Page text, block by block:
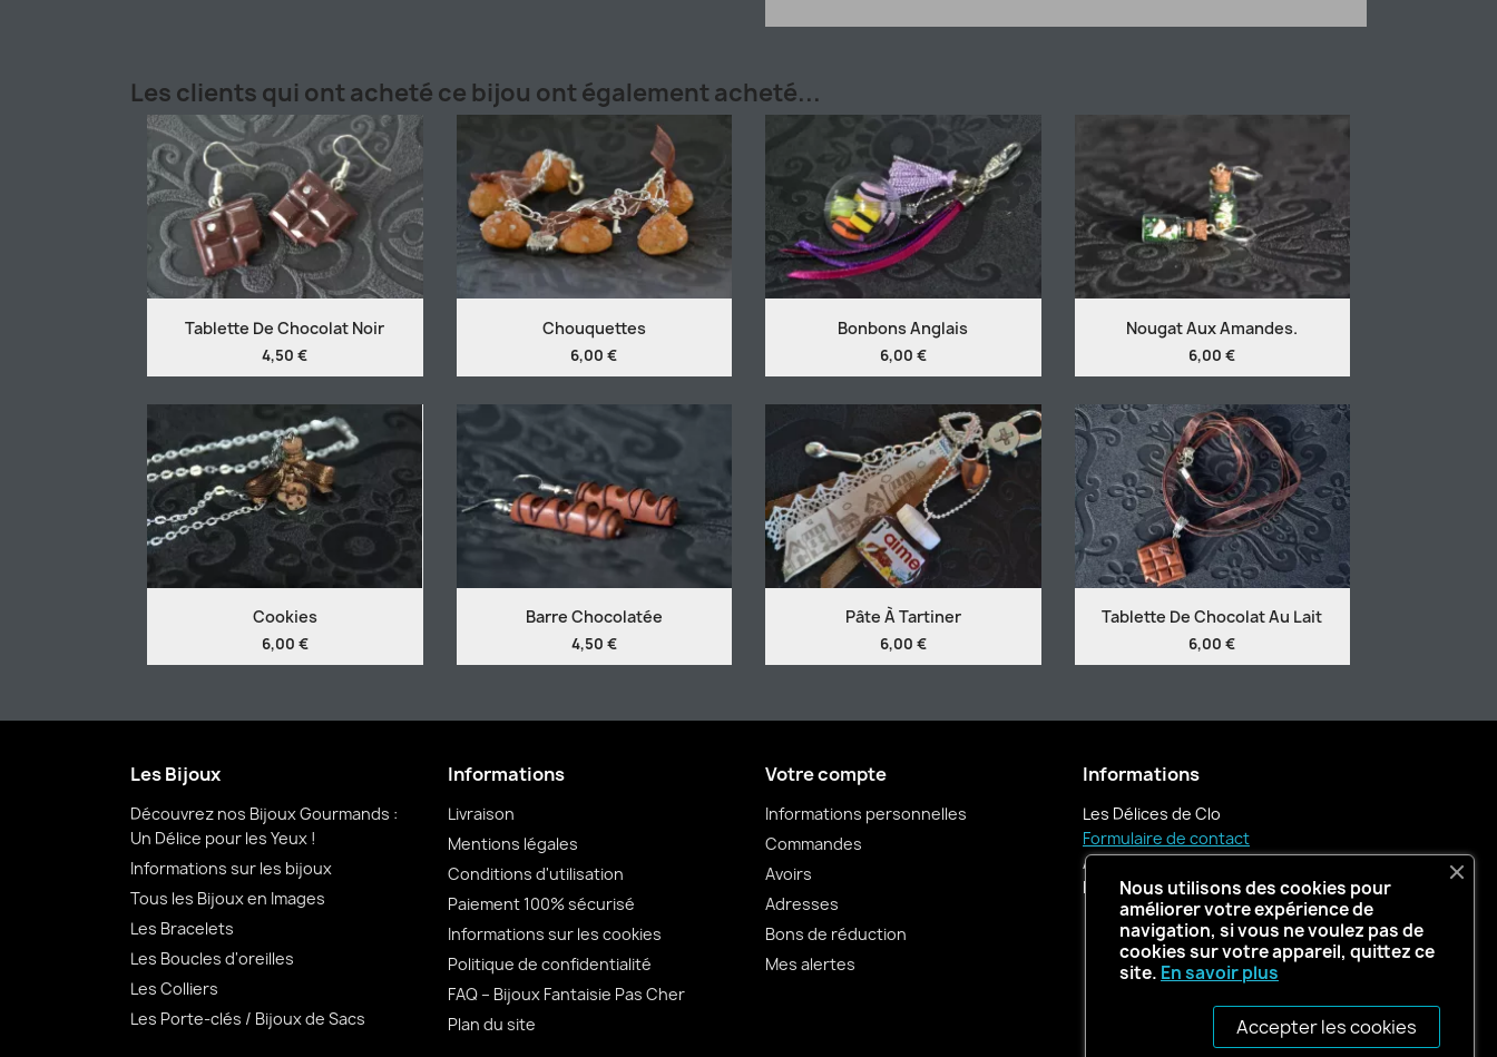
Les clients qui ont acheté ce bijou ont également acheté...
Tablette De Chocolat Noir
4,50 €
Chouquettes
6,00 €
Bonbons Anglais
6,00 €
Nougat Aux Amandes.
6,00 €
Cookies
6,00 €
Barre Chocolatée
4,50 €
Pâte À Tartiner
6,00 €
Tablette De Chocolat Au Lait
6,00 €
Les Bijoux
Découvrez nos Bijoux Gourmands :
Un Délice pour les Yeux !
Informations sur les bijoux
Tous les Bijoux en Images
Les Bracelets
Les Boucles d'oreilles
Les Colliers
Les Porte-clés / Bijoux de Sacs
Informations
Livraison
Mentions légales
Conditions d'utilisation
Paiement 100% sécurisé
Informations sur les cookies
Politique de confidentialité
FAQ – Bijoux Fantaisie Pas Cher
Plan du site
Votre compte
Informations personnelles
Commandes
Avoirs
Adresses
Bons de réduction
Mes alertes
Informations
Les Délices de Clo
Formulaire de contact
Appelez-nous :
E-mail :contact@lesdelicesdeclo.fr
Nous utilisons des cookies pour
améliorer votre expérience de
navigation, si vous ne voulez pas de
cookies sur votre appareil, quittez ce
site. En savoir plus
Accepter les cookies